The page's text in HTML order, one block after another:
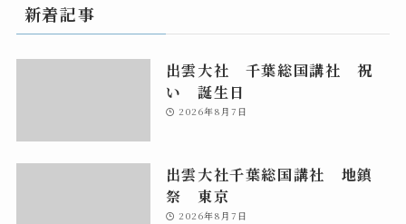
新着記事
出雲大社 千葉総国講社 祝
い 誕生日
2026年8月7日
出雲大社千葉総国講社 地鎮
祭 東京
2026年8月7日